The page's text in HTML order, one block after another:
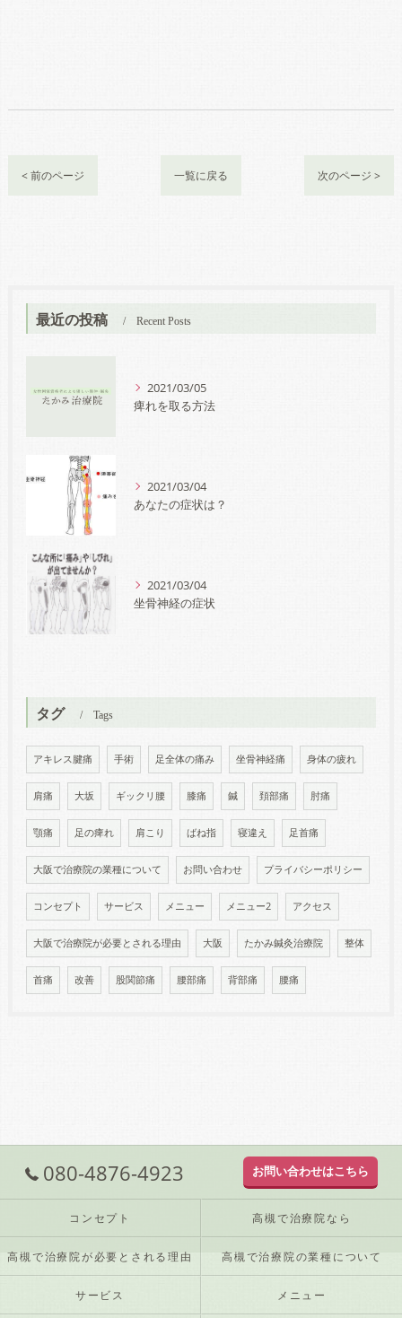
< 前のページ 一覧に戻る 次のページ >
最近の投稿 Recent Posts
2021/03/05
痺れを取る方法
2021/03/04
あなたの症状は？
2021/03/04
坐骨神経の症状
タグ Tags
アキレス腱痛 手術 足全体の痛み 坐骨神経痛 身体の疲れ
肩痛 大坂 ギックリ腰 膝痛 鍼 頚部痛 肘痛
顎痛 足の痺れ 肩こり ばね指 寝違え 足首痛
大阪で治療院の業種について お問い合わせ プライバシーポリシー
コンセプト サービス メニュー メニュー2 アクセス
大阪で治療院が必要とされる理由 大阪 たかみ鍼灸治療院 整体
首痛 改善 股関節痛 腰部痛 背部痛 腰痛
080-4876-4923 お問い合わせはこちら
コンセプト 高槻で治療院なら
高槻で治療院が必要とされる理由 高槻で治療院の業種について
サービス メニュー